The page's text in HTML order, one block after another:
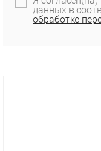
данных в
обработке